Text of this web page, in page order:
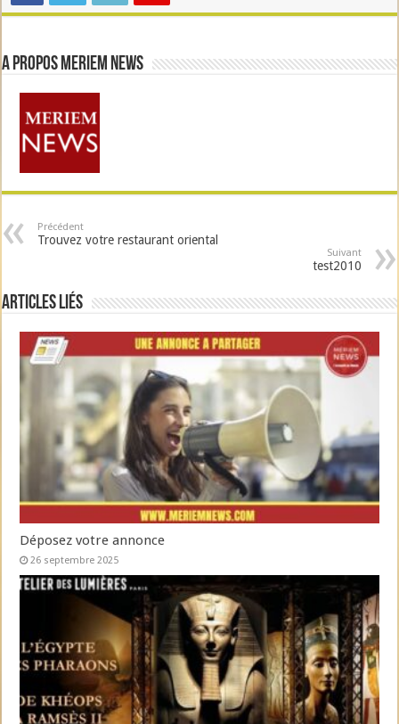
A propos Meriem News
Précédent
Trouvez votre restaurant oriental
Suivant
test2010
Articles liés
Déposez votre annonce
26 septembre 2025